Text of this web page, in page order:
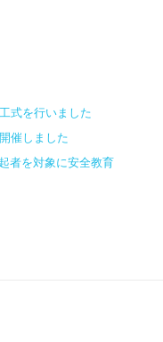
式を行いました
催しました
者を対象に安全教育